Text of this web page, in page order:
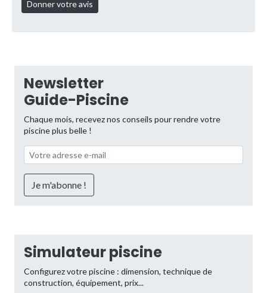
Newsletter
Guide-Piscine
Chaque mois, recevez nos conseils pour rendre votre
piscine plus belle !
Simulateur piscine
Configurez votre piscine : dimension, technique de
construction, équipement, prix...